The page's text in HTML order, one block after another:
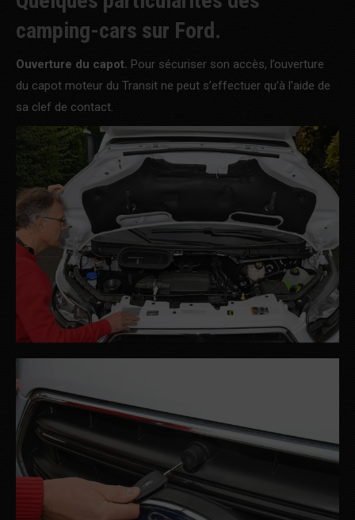
camping-cars sur Ford.
Ouverture du capot. Pour sécuriser son accès, l’ouverture
du capot moteur du Transit ne peut s’effectuer qu’à l’aide de
sa clef de contact.